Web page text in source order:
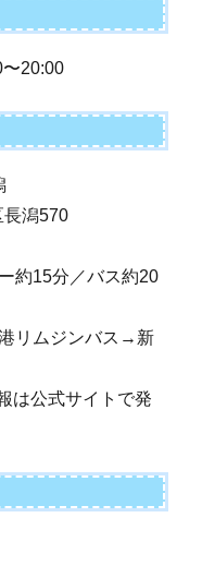
〜20:00
長潟570
約15分／バス約20
リムジンバス→新
は公式サイトで発